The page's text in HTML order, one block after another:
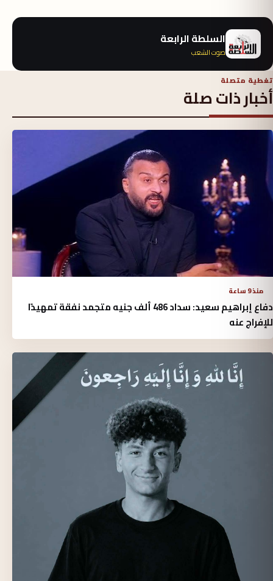
السلطة الرابعة
صوت الشعب
تغطية متصلة
أخبار ذات صلة
منذ 9 ساعة
دفاع إبراهيم سعيد: سداد 486 ألف جنيه متجمد نفقة تمهيدًا
للإفراج عنه